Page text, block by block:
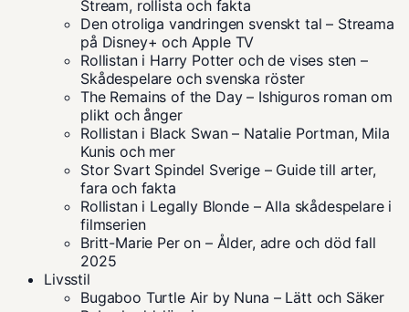
Stream, rollista och fakta
Den otroliga vandringen svenskt tal – Streama
på Disney+ och Apple TV
Rollistan i Harry Potter och de vises sten –
Skådespelare och svenska röster
The Remains of the Day – Ishiguros roman om
plikt och ånger
Rollistan i Black Swan – Natalie Portman, Mila
Kunis och mer
Stor Svart Spindel Sverige – Guide till arter,
fara och fakta
Rollistan i Legally Blonde – Alla skådespelare i
filmserien
Britt-Marie Per on – Ålder, adre och död fall
2025
Livsstil
Bugaboo Turtle Air by Nuna – Lätt och Säker